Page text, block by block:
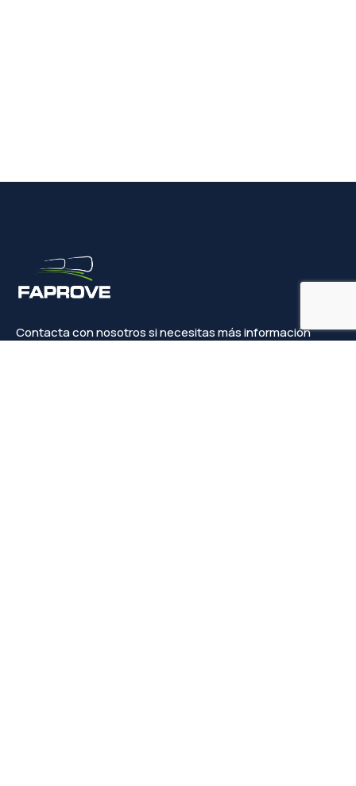
Contacta con nosotros si necesitas más información